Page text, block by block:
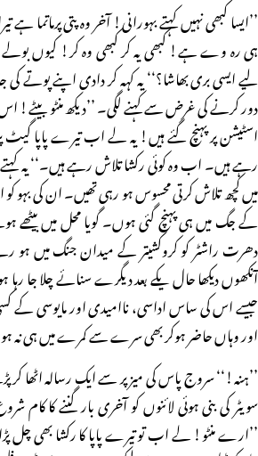
’’ایسا کبھی نہیں کہتے بہورانی! آخر وہ پتی پرماتما
ہی رہ وے ہے! کبھی یہ کر کبھی وہ کر! کیوں
لیے ایسی بری بھاشا؟‘‘ یہ کہہ کر دادی اپنے پوتے
دور کرنے کی غرض سے کہنے لگی۔ ’’دیکھ منٹو بیٹے!
اسٹیشن پر پہنچ گئے ہیں! یہ لے اب تیرے پاپا گیٹ
رہے ہیں۔ اب وہ کوئی رکشا تلاش رہے ہیں۔‘‘ یہ کہتے
میں کچھ تلاش کرتی محسوس ہو رہی تھیں۔ ان کی بہو کو
کے جگ میں ہی پہنچ گئی ہوں۔ گویا محل میں بیٹھے
دھرت راشٹر کو کروکشیتر کے میدان جنگ میں ہو
آنکھوں دیکھا حال یکے بعد دیگرے سنائے چلا جا
جیسے اس کی ساس اداسی، ناامیدی اور مایوسی کے
اور وہاں حاضر ہوکر بھی سرے سے کمرے میں ہی نہ
’’ہنہ!‘‘ سروج پاس کی میز پر سے ایک رسالہ اٹھا
سویٹر کی بنی ہوئی لائنوں کو آخری بار گننے کا کام
’’ارے منٹو! لے اب تو تیرے پاپا کا رکشا بھی